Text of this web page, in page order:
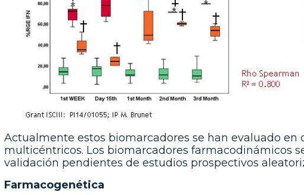
Actualmente estos biomarcadores se han evaluado
multicéntricos. Los biomarcadores farmacodinámicos
validación pendientes de estudios prospectivos
Farmacogenética